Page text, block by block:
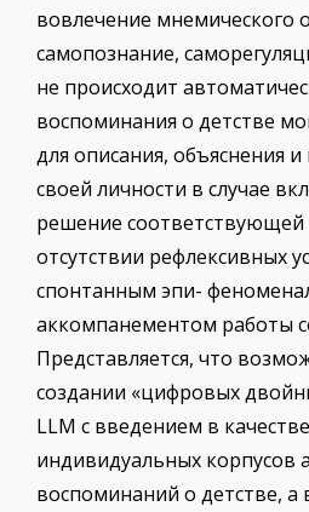
вовлечение мнемического
самопознание,
не происходит
воспоминания о детстве
для описания, объяснения
своей личности в случае
решение соответствующей
отсутствии рефлексивных
спонтанным эпи-
аккомпанементом работы
Представляется, что
создании «цифровых
LLM с введением в
индивидуальных корпусов
воспоминаний о детстве, а